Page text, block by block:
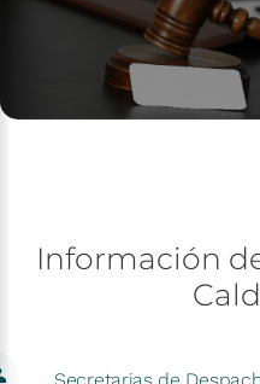
Información